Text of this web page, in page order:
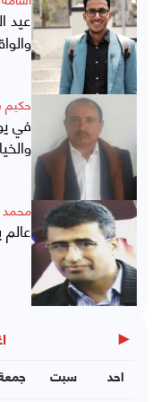
عيد
في
◀
سبت احد